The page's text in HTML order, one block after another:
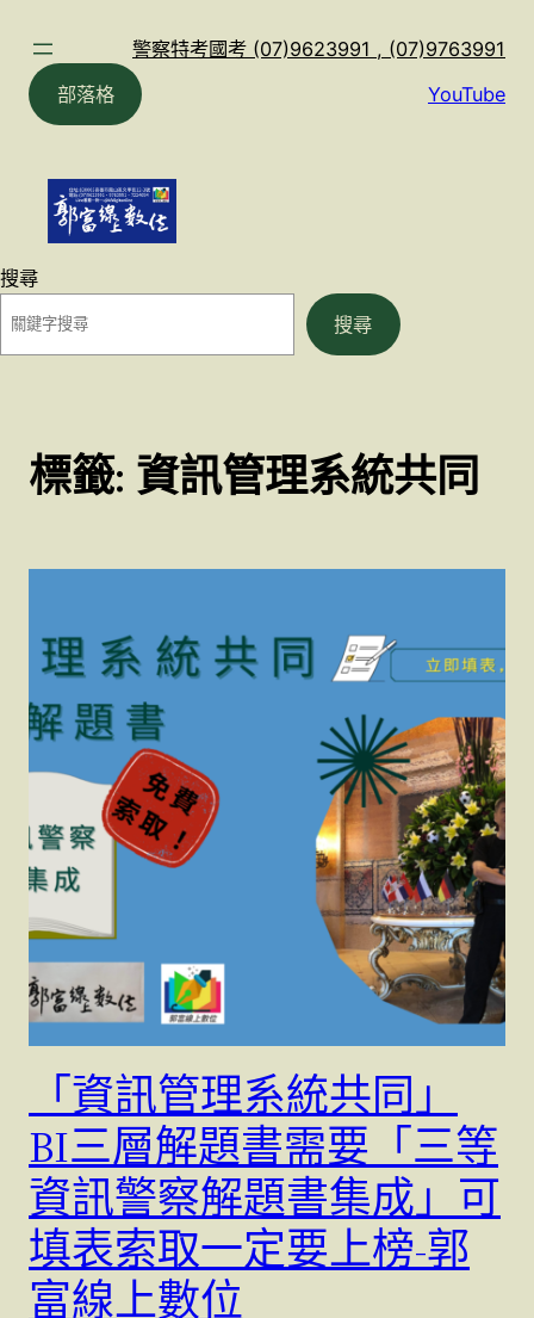
警察特考國考 (07)9623991 , (07)9763991
部落格
YouTube
搜尋
搜尋
標籤: 資訊管理系統共同
「資訊管理系統共同」
BI三層解題書需要「三等
資訊警察解題書集成」可
填表索取一定要上榜-郭
富線上數位